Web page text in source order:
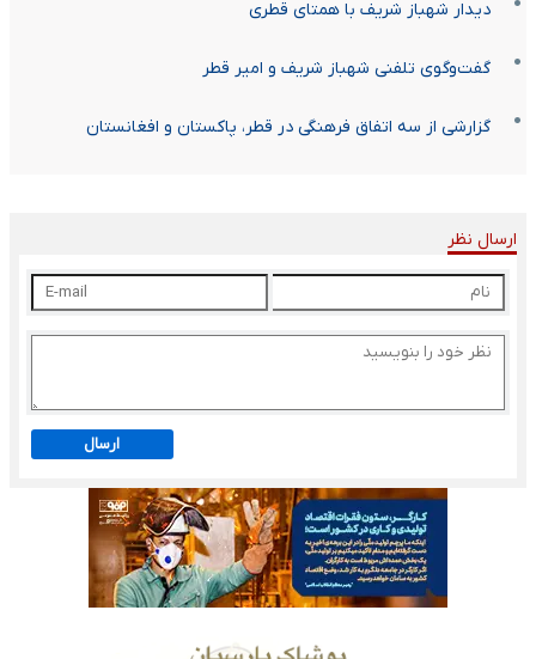
دیدار شهباز شریف با همتای قطری
گفت‌وگوی تلفنی شهباز شریف و امیر قطر
گزارشی از سه اتفاق فرهنگی در قطر، پاکستان و افغانستان
ارسال نظر
ارسال